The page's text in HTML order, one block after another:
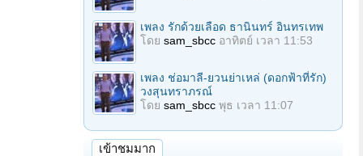
เพลง รักด้วยเลือด ธานินทร์ อินทรเทพ
โดย sam_sbcc อาทิตย์ เวลา 11:53
เพลง ช่อมาลี-ยวนย่าเหล่ (ดอกฟ้าที่รัก)
วงสุนทราภรณ์
โดย sam_sbcc พุธ เวลา 11:07
เข้าชมมาก